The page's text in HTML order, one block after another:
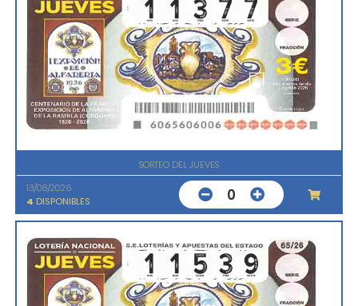
SORTEO DEL JUEVES
13/08/2026
4 DISPONIBLES 0